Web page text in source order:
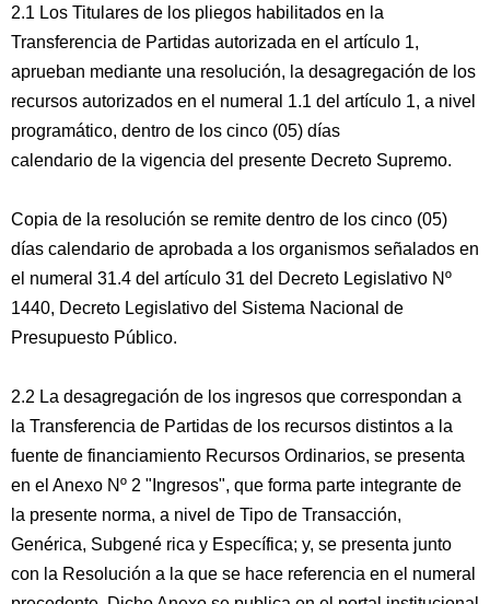
2.1 Los Titulares de los pliegos habilitados en la
Transferencia de Partidas autorizada en el artículo 1,
aprueban mediante una resolución, la desagregación de los
recursos autorizados en el numeral 1.1 del artículo 1, a nivel
programático, dentro de los cinco (05) días
calendario de la vigencia del presente Decreto Supremo.
Copia de la resolución se remite dentro de los cinco (05)
días calendario de aprobada a los organismos señalados en
el numeral 31.4 del artículo 31 del Decreto Legislativo Nº
1440, Decreto Legislativo del Sistema Nacional de
Presupuesto Público.
2.2 La desagregación de los ingresos que correspondan a
la Transferencia de Partidas de los recursos distintos a la
fuente de financiamiento Recursos Ordinarios, se presenta
en el Anexo Nº 2 "Ingresos", que forma parte integrante de
la presente norma, a nivel de Tipo de Transacción,
Genérica, Subgené rica y Específica; y, se presenta junto
con la Resolución a la que se hace referencia en el numeral